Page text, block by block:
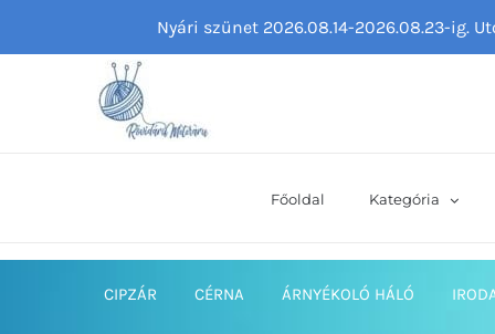
Főoldal Kategória
CIPZÁR CÉRNA ÁRNYÉKOLÓ HÁLÓ
Nyári szünet 2026.08.14-2026.08.23-ig.